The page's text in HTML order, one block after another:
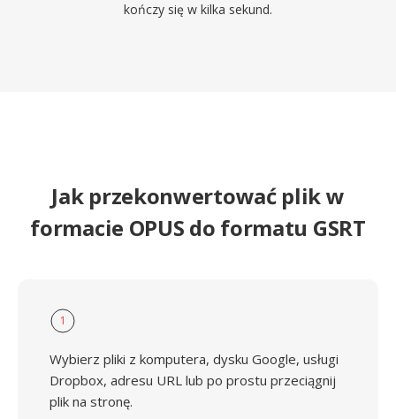
kończy się w kilka sekund.
Jak przekonwertować plik w
formacie OPUS do formatu GSRT
1
Wybierz pliki z komputera, dysku Google, usługi
Dropbox, adresu URL lub po prostu przeciągnij
plik na stronę.